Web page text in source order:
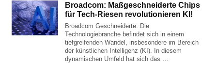
Broadcom: Maßgeschneiderte Chips
für Tech-Riesen revolutionieren KI!
Broadcom Geschneiderte: Die
Technologiebranche befindet sich in einem
tiefgreifenden Wandel, insbesondere im Bereich
der künstlichen Intelligenz (KI). In diesem
dynamischen Umfeld hat sich das …